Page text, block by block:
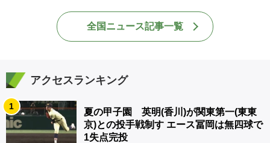
全国ニュース記事一覧
アクセスランキング
1
夏の甲子園 英明(香川)が関東第一(東東
京)との投手戦制す エース冨岡は無四球で
1失点完投